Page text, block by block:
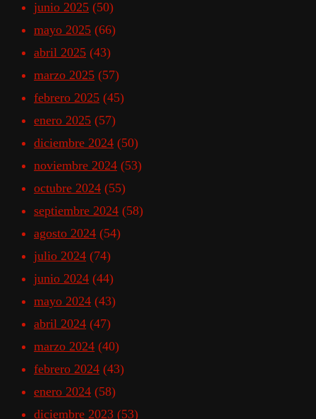
junio 2025 (50)
mayo 2025 (66)
abril 2025 (43)
marzo 2025 (57)
febrero 2025 (45)
enero 2025 (57)
diciembre 2024 (50)
noviembre 2024 (53)
octubre 2024 (55)
septiembre 2024 (58)
agosto 2024 (54)
julio 2024 (74)
junio 2024 (44)
mayo 2024 (43)
abril 2024 (47)
marzo 2024 (40)
febrero 2024 (43)
enero 2024 (58)
diciembre 2023 (53)